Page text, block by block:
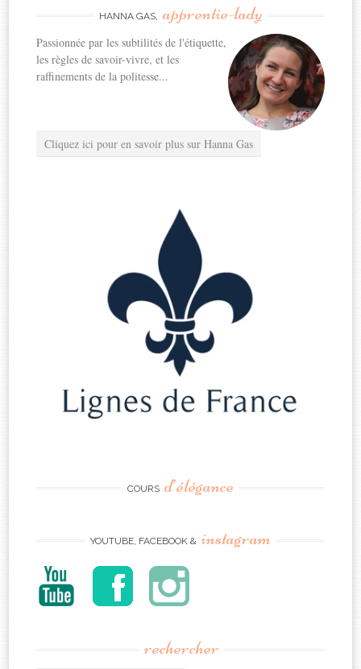
HANNA GAS, apprentie-lady
Passionnée par les subtilités de l'étiquette,
les règles de savoir-vivre, et les
raffinements de la politesse...
Cliquez ici pour en savoir plus sur Hanna Gas
COURS d’élégance
YOUTUBE, FACEBOOK & instagram
rechercher